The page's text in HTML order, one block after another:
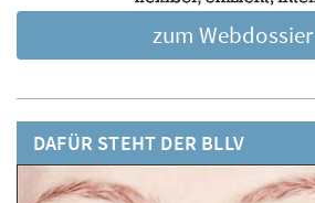
zum Webdossier
DAFÜR STEHT DER BLLV